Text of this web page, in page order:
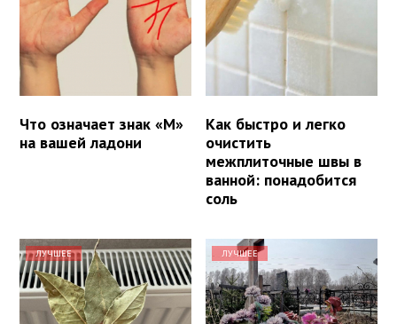
Что означает знак «М»
на вашей ладони
Как быстро и легко
очистить
межплиточные швы в
ванной: понадобится
соль
ЛУЧШЕЕ ЛУЧШЕЕ